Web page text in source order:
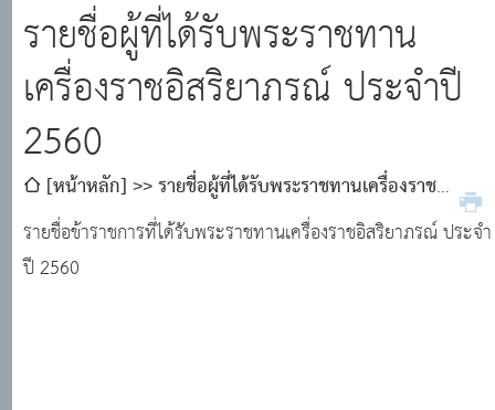
รายชื่อผู้ที่ได้รับพระราชทาน
เครื่องราชอิสริยาภรณ์ ประจำปี
2560
[หน้าหลัก]
รายชื่อผู้ที่ได้รับพระราชทานเครื่องราช
อิสริยาภรณ์ ประจำปี 2560
รายชื่อข้าราชการที่ได้รับพระราชทานเครื่องราชอิสริยาภรณ์ ประจำ
ปี 2560